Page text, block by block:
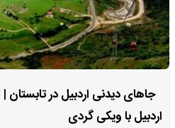
جاهای دیدنی اردبیل در
اردبیل با ویکی گردی